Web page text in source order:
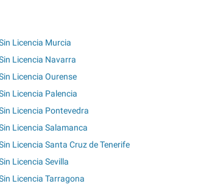
Licencia Murcia
Licencia Navarra
Licencia Ourense
Licencia Palencia
Licencia Pontevedra
Licencia Salamanca
Licencia Santa Cruz de Tenerife
Licencia Sevilla
Licencia Tarragona